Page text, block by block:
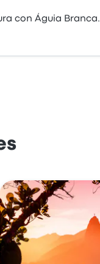
con Águia Branca.